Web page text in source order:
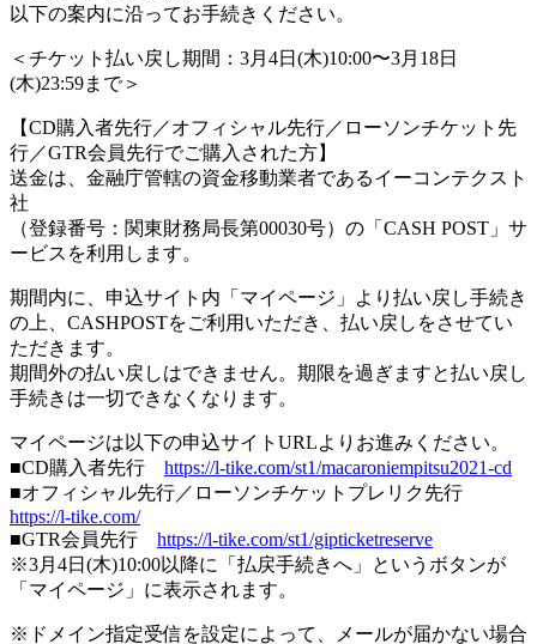
以下の案内に沿ってお手続きください。
＜チケット払い戻し期間：3月4日(木)10:00〜3月18日
(木)23:59まで＞
【CD購入者先行／オフィシャル先行／ローソンチケット先
行／GTR会員先行でご購入された方】
送金は、金融庁管轄の資金移動業者であるイーコンテクスト
社
（登録番号：関東財務局長第00030号）の「CASH POST」サ
ービスを利用します。
期間内に、申込サイト内「マイページ」より払い戻し手続き
の上、CASHPOSTをご利用いただき、払い戻しをさせてい
ただきます。
期間外の払い戻しはできません。期限を過ぎますと払い戻し
手続きは一切できなくなります。
マイページは以下の申込サイトURLよりお進みください。
■CD購入者先行 https://l-tike.com/st1/macaroniempitsu2021-cd
■オフィシャル先行／ローソンチケットプレリク先行
https://l-tike.com/
■GTR会員先行 https://l-tike.com/st1/gipticketreserve
※3月4日(木)10:00以降に「払戻手続きへ」というボタンが
「マイページ」に表示されます。
※ドメイン指定受信を設定によって、メールが届かない場合